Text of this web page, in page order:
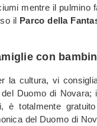
mentre il
il Parco della
con
la cultura, vi
Duomo di Novara;
è totalmente
del Duomo di